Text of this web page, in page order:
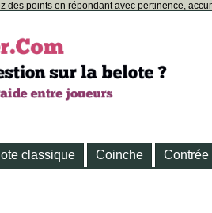
des points en répondant avec pertinence,
classique Coinche Contrée